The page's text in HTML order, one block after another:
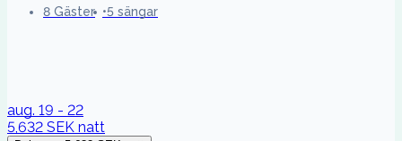
8 Gäster 5 sängar
aug. 19 - 22
5,632 SEK natt